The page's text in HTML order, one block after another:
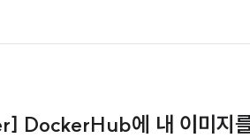
DockerHub에 내 이미